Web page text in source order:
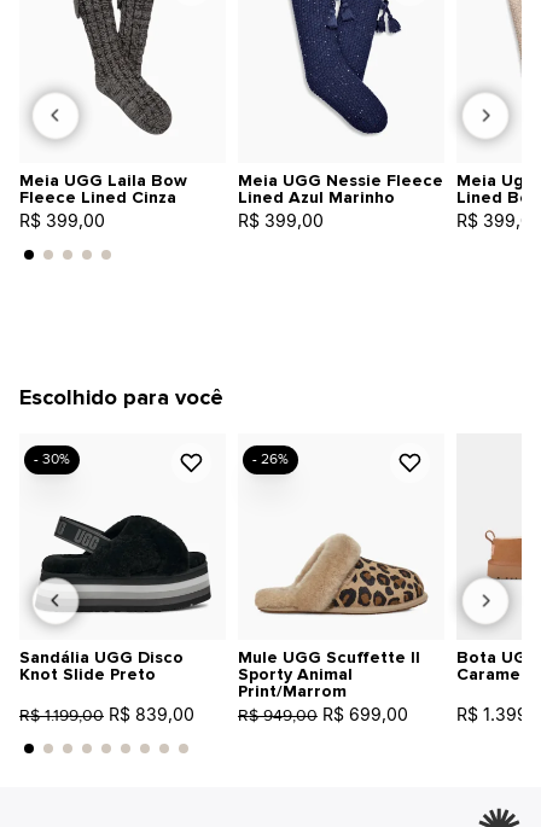
Meia UGG Laila Bow
Fleece Lined Cinza
R$ 399,00
Meia UGG Nessie Fleece
Lined Azul Marinho
R$ 399,00
Meia Ugg
Lined
R$ 399,00
Escolhido para você
Sandália UGG Disco
Knot Slide Preto
R$ 1.199,00 R$ 839,00
- 30%
Mule UGG Scuffette II
Sporty Animal
Print/Marrom
R$ 949,00 R$ 699,00
- 26%
Bota
Caramelo
R$